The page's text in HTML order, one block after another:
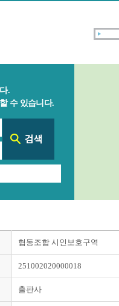
.
수 있습니다.
협동조합 시인보호구역
251002020000018
출판사